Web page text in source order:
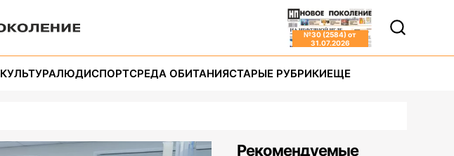
№30 (2584) от
31.07.2026
КУЛЬТУРАЛЮДИСПОРТСРЕДА ОБИТАНИЯСТАРЫЕ РУБРИКИЕЩЕ
Рекомендуемые